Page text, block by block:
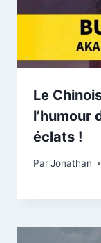
Le
l’humour
éclats !
ParJonathan